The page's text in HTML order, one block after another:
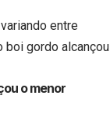
entre
boi gordo alcançou
o menor